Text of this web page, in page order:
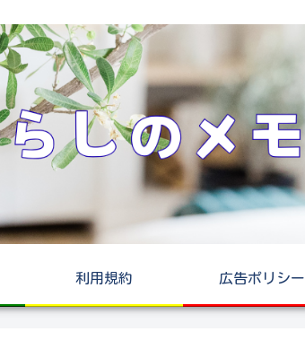
利用規約 広告ポリシー